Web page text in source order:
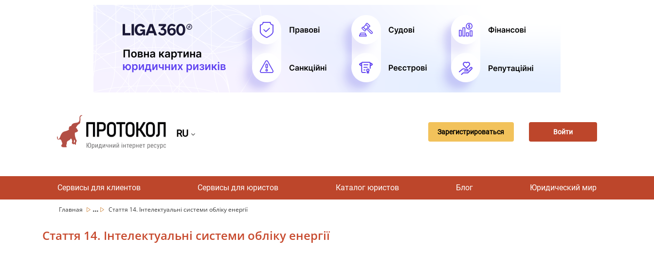
RU Зарегистрироваться Войти
Сервисы для клиентов Сервисы для юристов Каталог юристов Блог Юридический мир
Главная ... Стаття 14. Інтелектуальні системи обліку енергії
Стаття 14. Інтелектуальні системи обліку енергії